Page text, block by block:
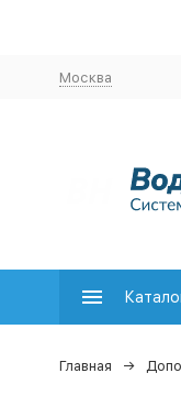
Москва
Главная